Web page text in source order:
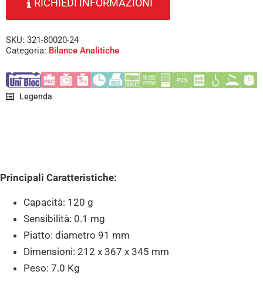
RICHIEDI INFORMAZIONI
SKU: 321-80020-24
Categoria: Bilance Analitiche
Legenda
Principali Caratteristiche:
Capacità: 120 g
Sensibilità: 0.1 mg
Piatto: diametro 91 mm
Dimensioni: 212 x 367 x 345 mm
Peso: 7.0 Kg